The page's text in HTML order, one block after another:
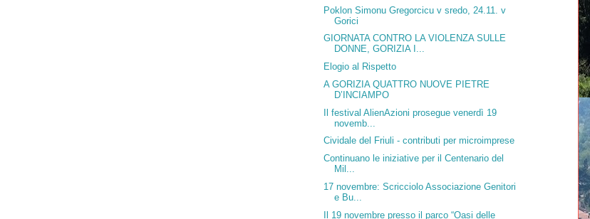
Poklon Simonu Gregorcicu v sredo, 24.11. v
Gorici
GIORNATA CONTRO LA VIOLENZA SULLE
DONNE, GORIZIA I...
Elogio al Rispetto
A GORIZIA QUATTRO NUOVE PIETRE
D’INCIAMPO
Il festival AlienAzioni prosegue venerdì 19
novemb...
Cividale del Friuli - contributi per microimprese
Continuano le iniziative per il Centenario del
Mil...
17 novembre: Scricciolo Associazione Genitori
e Bu...
Il 19 novembre presso il parco “Oasi delle